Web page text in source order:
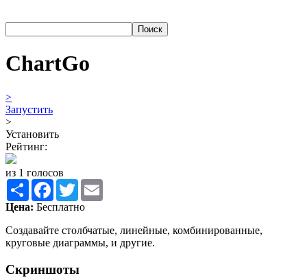
ChartGo
>
Запустить
>
Установить
Рейтинг:
из 1 голосов
Share Facebook
Twitter
Цена: Бесплатно
Создавайте столбчатые, линейные, комбинированные,
круговые диаграммы, и другие.
Скриншоты